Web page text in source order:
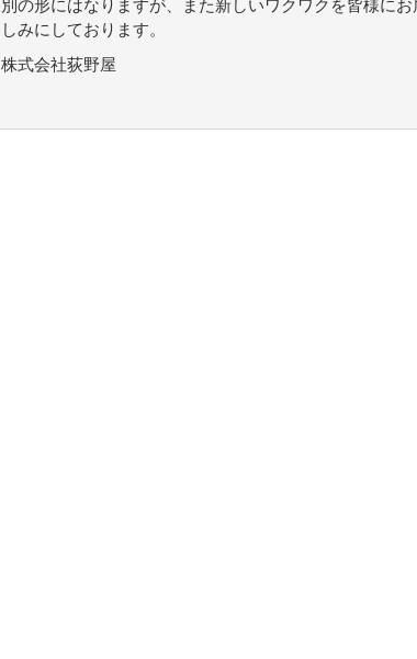
別の形にはなりますが、また新しいワクワクを皆様に
しみにしております。
株式会社荻野屋